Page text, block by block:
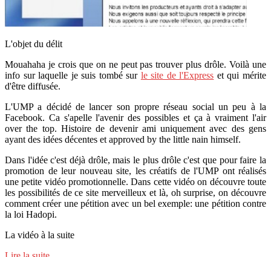
L'objet du délit
Mouahaha je crois que on ne peut pas trouver plus drôle. Voilà une
info sur laquelle je suis tombé sur le site de l'Express et qui mérite
d'être diffusée.
L'UMP a décidé de lancer son propre réseau social un peu à la
Facebook. Ca s'apelle l'avenir des possibles et ça à vraiment l'air
over the top. Histoire de devenir ami uniquement avec des gens
ayant des idées décentes et approved by the little nain himself.
Dans l'idée c'est déjà drôle, mais le plus drôle c'est que pour faire la
promotion de leur nouveau site, les créatifs de l'UMP ont réalisés
une petite vidéo promotionnelle. Dans cette vidéo on découvre toute
les possibilités de ce site merveilleux et là, oh surprise, on découvre
comment créer une pétition avec un bel exemple: une pétition contre
la loi Hadopi.
La vidéo à la suite